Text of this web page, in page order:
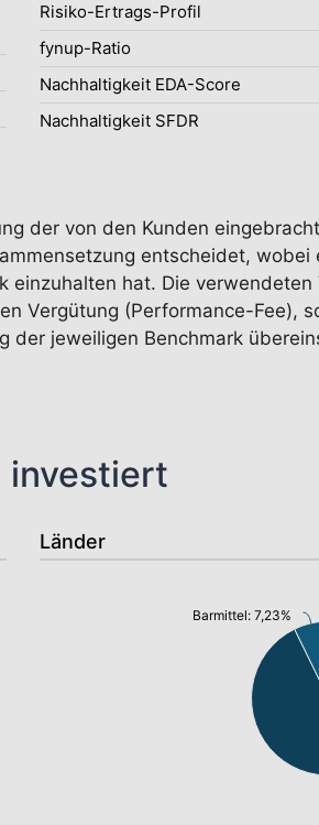
Risiko-Ertrags-Profil
fynup-Ratio
Nachhaltigkeit EDA-Score
Nachhaltigkeit SFDR
der von den Kunden
entscheidet, wobei
hat. Die verwendeten
Vergütung (Performance-Fee),
jeweiligen Benchmark
investiert
Länder
Barmittel: 7,23%